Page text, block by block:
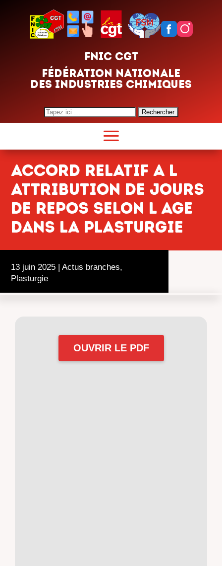
FNIC CGT
FÉDÉRATION NATIONALE
DES INDUSTRIES CHIMIQUES
Search
for:
ACCORD RELATIF A L
ATTRIBUTION DE JOURS
DE REPOS SELON L AGE
DANS LA PLASTURGIE
13 juin 2025 | Actus branches,
Plasturgie
OUVRIR LE PDF